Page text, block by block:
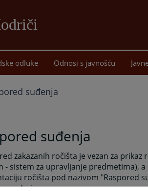
sadržaj
odluke Odnosi s javnošću
suđenja
suđenja
zakazanih ročišta je vezan za prikaz
- sistem za upravljanje predmetima),
ročišta pod nazivom "Raspored
sedmice.